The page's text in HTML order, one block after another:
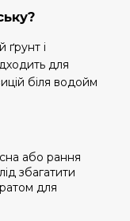
і
для
біля водойм
або рання
збагатити
для